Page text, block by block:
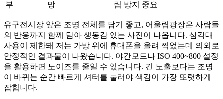
부
망
림 방지 중요
유구전시장 앞은 조명 전체를 담기 좋고, 어울림광장은 사람들
의 반응까지 함께 담아 생동감 있는 사진이 나옵니다. 삼각대
사용이 제한돼 저는 가방 위에 휴대폰을 올려 찍었는데 의외로
안정적인 결과물이 나왔습니다. 야간모드나 ISO 400~800 설정
을 활용하면 노이즈를 줄일 수 있습니다. 긴 노출보다는 조명
이 바뀌는 순간 빠르게 셔터를 눌러야 색감이 가장 또렷하게
잡힙니다.